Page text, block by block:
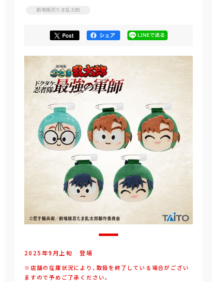
劇場版忍たま乱太郎
2025年9 月 上旬 登場
※店舗の在庫状況により、取扱を終了している場合がござい
ますので予めご了承ください。